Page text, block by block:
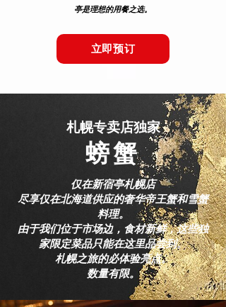
亭是理想的用餐之选。
立即预订
札幌专卖店独家
螃蟹
仅在新宿亭札幌店
尽享仅在北海道供应的奢华帝王蟹和雪蟹
料理。
由于我们位于市场边，食材新鲜，这些独
家限定菜品只能在这里品尝到。
札幌之旅的必体验亮点。
数量有限。